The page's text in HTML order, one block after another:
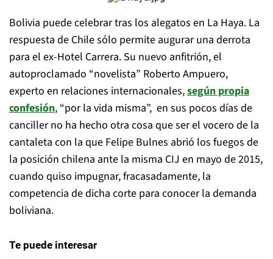
Bolivia puede celebrar tras los alegatos en La Haya. La
respuesta de Chile sólo permite augurar una derrota
para el ex-Hotel Carrera. Su nuevo anfitrión, el
autoproclamado “novelista” Roberto Ampuero,
experto en relaciones internacionales,según propia
confesión, “por la vida misma”, en sus pocos días de
canciller no ha hecho otra cosa que ser el vocero de la
cantaleta con la que Felipe Bulnes abrió los fuegos de
la posición chilena ante la misma CIJ en mayo de 2015,
cuando quiso impugnar, fracasadamente, la
competencia de dicha corte para conocer la demanda
boliviana.
Te puede interesar